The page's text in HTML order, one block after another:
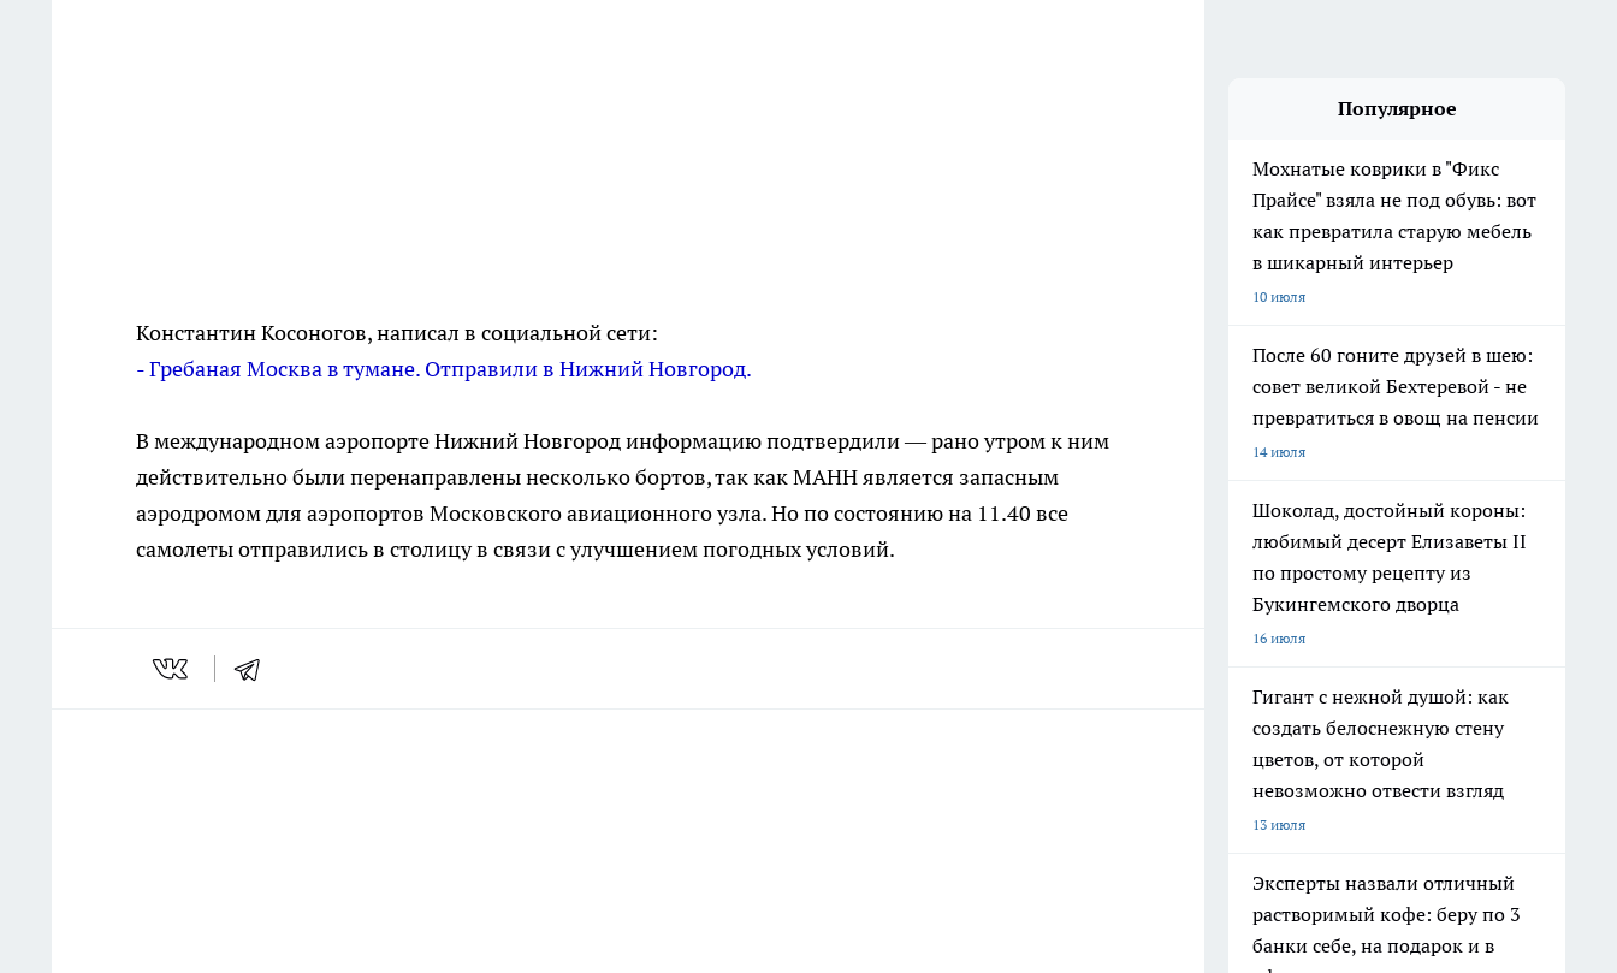
Константин Косоногов, написал в социальной сети:
- Гребаная Москва в тумане. Отправили в Нижний Новгород.
В международном аэропорте Нижний Новгород информацию подтвердили — рано утром к ним
действительно были перенаправлены несколько бортов, так как МАНН является запасным
аэродромом для аэропортов Московского авиационного узла. Но по состоянию на 11.40 все
самолеты отправились в столицу в связи с улучшением погодных условий.
Популярное
Мохнатые коврики в "Фикс
Прайсе" взяла не под обувь: вот
как превратила старую мебель
в шикарный интерьер
10 июля
После 60 гоните друзей в шею:
совет великой Бехтеревой - не
превратиться в овощ на пенсии
14 июля
Шоколад, достойный короны:
любимый десерт Елизаветы II
по простому рецепту из
Букингемского дворца
16 июля
Гигант с нежной душой: как
создать белоснежную стену
цветов, от которой
невозможно отвести взгляд
13 июля
Эксперты назвали отличный
растворимый кофе: беру по 3
банки себе, на подарок и в